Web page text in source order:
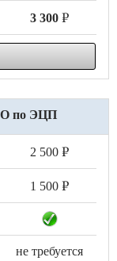
3 300 .
по ЭЦП
2 500 .
1 500 .
не требуется